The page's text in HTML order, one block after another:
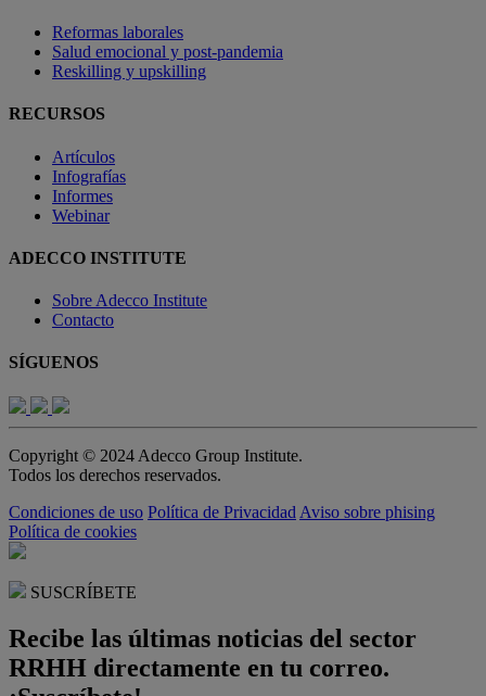
Reformas laborales
Salud emocional y post-pandemia
Reskilling y upskilling
RECURSOS
Artículos
Infografías
Informes
Webinar
ADECCO INSTITUTE
Sobre Adecco Institute
Contacto
SÍGUENOS
Copyright © 2024 Adecco Group Institute.
Todos los derechos reservados.
Condiciones de uso Política de Privacidad Aviso sobre phising
Política de cookies
SUSCRÍBETE
Recibe las últimas noticias del sector
RRHH directamente en tu correo.